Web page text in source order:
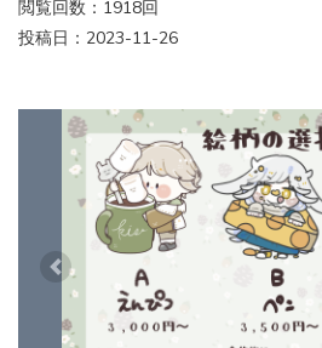
閲覧回数：1918回
投稿日：2023-11-26
Previous